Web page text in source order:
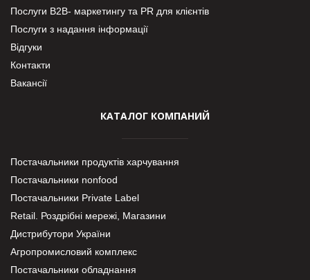
Послуги В2В- маркетингу та PR для клієнтів
Послуги з надання інформації
Відгуки
Контакти
Вакансії
КАТАЛОГ КОМПАНИЙ
Постачальники продуктів харчування
Постачальники nonfood
Постачальники Private Label
Retail. Роздрібні мережі, Магазини
Дистрибутори України
Агропромисловий комплекс
Постачальники обладнання